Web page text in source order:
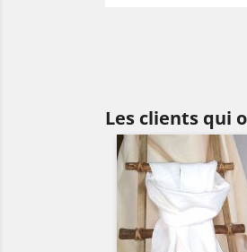
Les clients qui